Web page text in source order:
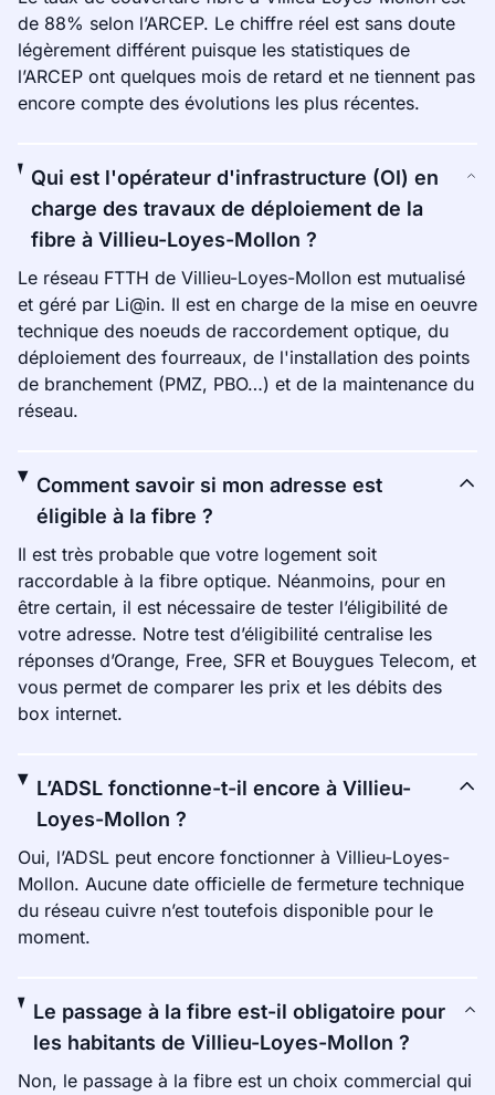
de 88% selon l’ARCEP. Le chiffre réel est sans doute
légèrement différent puisque les statistiques de
l’ARCEP ont quelques mois de retard et ne tiennent pas
encore compte des évolutions les plus récentes.
Qui est l'opérateur d'infrastructure (OI) en
charge des travaux de déploiement de la
fibre à Villieu-Loyes-Mollon ?
Le réseau FTTH de Villieu-Loyes-Mollon est mutualisé
et géré par Li@in. Il est en charge de la mise en oeuvre
technique des noeuds de raccordement optique, du
déploiement des fourreaux, de l'installation des points
de branchement (PMZ, PBO…) et de la maintenance du
réseau.
Comment savoir si mon adresse est
éligible à la fibre ?
Il est très probable que votre logement soit
raccordable à la fibre optique. Néanmoins, pour en
être certain, il est nécessaire de tester l’éligibilité de
votre adresse. Notre test d’éligibilité centralise les
réponses d’Orange, Free, SFR et Bouygues Telecom, et
vous permet de comparer les prix et les débits des
box internet.
L’ADSL fonctionne-t-il encore à Villieu-
Loyes-Mollon ?
Oui, l’ADSL peut encore fonctionner à Villieu-Loyes-
Mollon. Aucune date officielle de fermeture technique
du réseau cuivre n’est toutefois disponible pour le
moment.
Le passage à la fibre est-il obligatoire pour
les habitants de Villieu-Loyes-Mollon ?
Non, le passage à la fibre est un choix commercial qui